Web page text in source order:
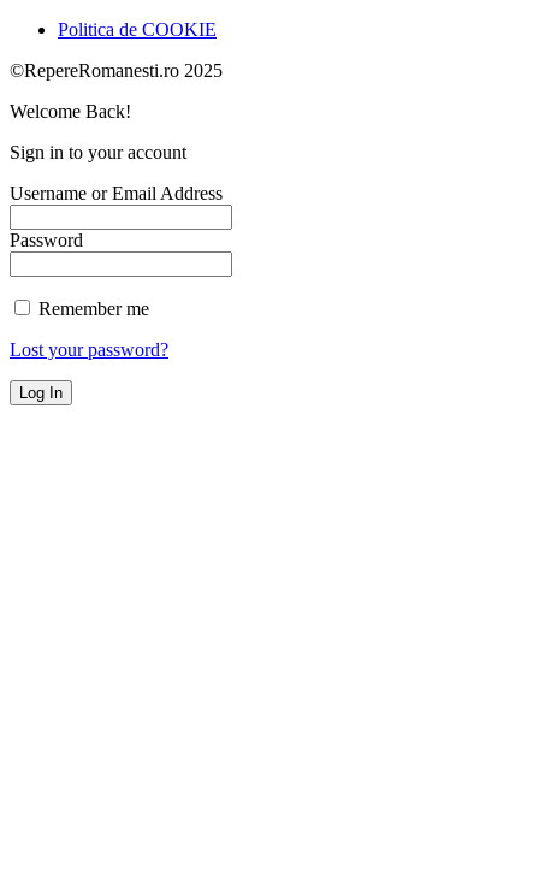
Politica de COOKIE
©RepereRomanesti.ro 2025
Welcome Back!
Sign in to your account
Username or Email Address
Password
Remember me
Lost your password?